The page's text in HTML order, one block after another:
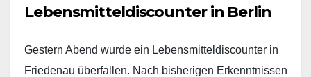
Lebensmitteldiscounter in Berlin
Gestern Abend wurde ein Lebensmitteldiscounter in
Friedenau überfallen. Nach bisherigen Erkenntnissen